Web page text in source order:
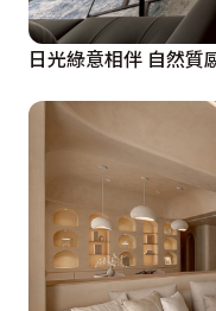
區，多元且完整的機
享便利生活。其立面
藏滑門遮蔽，可隨心
咪專屬夾層屋，締
日光綠意相伴 自然